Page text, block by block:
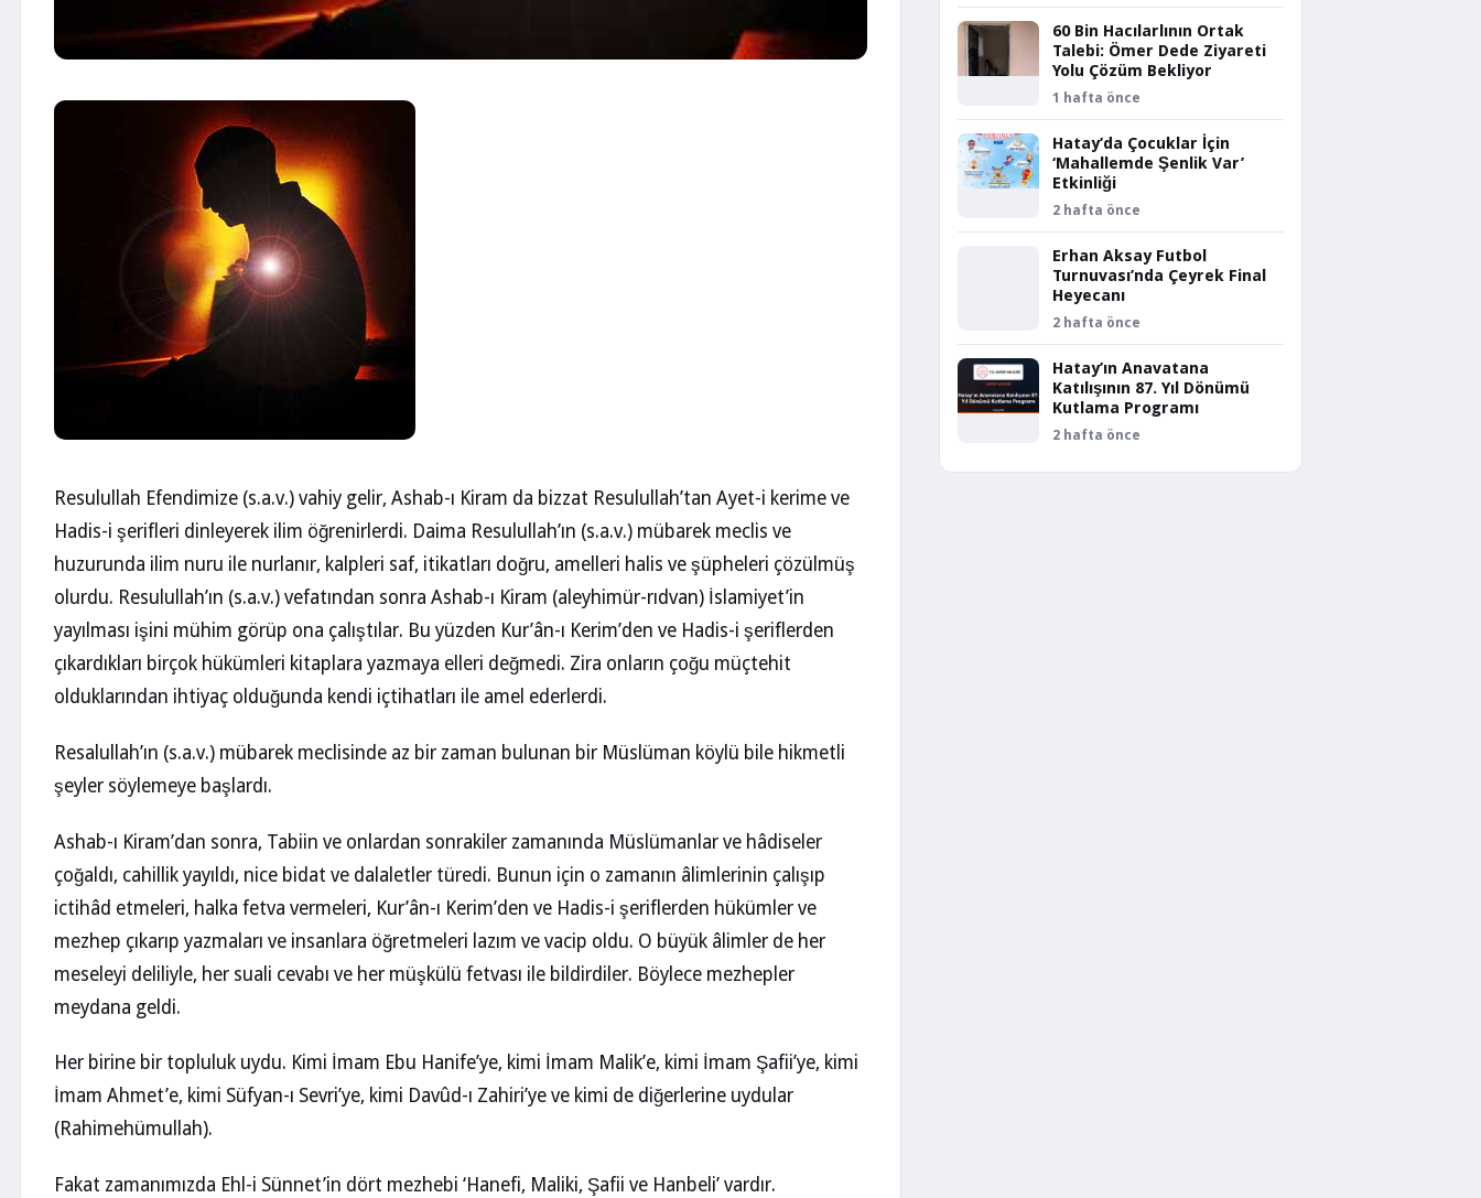
Resulullah Efendimize (s.a.v.) vahiy gelir, Ashab-ı Kiram da bizzat Resulullah’tan Ayet-i kerime ve
Hadis-i şerifleri dinleyerek ilim öğrenirlerdi. Daima Resulullah’ın (s.a.v.) mübarek meclis ve
huzurunda ilim nuru ile nurlanır, kalpleri saf, itikatları doğru, amelleri halis ve şüpheleri çözülmüş
olurdu. Resulullah’ın (s.a.v.) vefatından sonra Ashab-ı Kiram (aleyhimür-rıdvan) İslamiyet’in
yayılması işini mühim görüp ona çalıştılar. Bu yüzden Kur’ân-ı Kerim’den ve Hadis-i şeriflerden
çıkardıkları birçok hükümleri kitaplara yazmaya elleri değmedi. Zira onların çoğu müçtehit
olduklarından ihtiyaç olduğunda kendi içtihatları ile amel ederlerdi.
Resalullah’ın (s.a.v.) mübarek meclisinde az bir zaman bulunan bir Müslüman köylü bile hikmetli
şeyler söylemeye başlardı.
Ashab-ı Kiram’dan sonra, Tabiin ve onlardan sonrakiler zamanında Müslümanlar ve hâdiseler
çoğaldı, cahillik yayıldı, nice bidat ve dalaletler türedi. Bunun için o zamanın âlimlerinin çalışıp
ictihâd etmeleri, halka fetva vermeleri, Kur’ân-ı Kerim’den ve Hadis-i şeriflerden hükümler ve
mezhep çıkarıp yazmaları ve insanlara öğretmeleri lazım ve vacip oldu. O büyük âlimler de her
meseleyi deliliyle, her suali cevabı ve her müşkülü fetvası ile bildirdiler. Böylece mezhepler
meydana geldi.
Her birine bir topluluk uydu. Kimi İmam Ebu Hanife’ye, kimi İmam Malik’e, kimi İmam Şafii’ye, kimi
İmam Ahmet’e, kimi Süfyan-ı Sevri’ye, kimi Davûd-ı Zahiri’ye ve kimi de diğerlerine uydular
(Rahimehümullah).
Fakat zamanımızda Ehl-i Sünnet’in dört mezhebi ‘Hanefi, Maliki, Şafii ve Hanbeli’ vardır.
60 Bin Hacılarlının Ortak
Talebi: Ömer Dede Ziyareti
Yolu Çözüm Bekliyor
1 hafta önce
Hatay’da Çocuklar İçin
‘Mahallemde Şenlik Var’
Etkinliği
2 hafta önce
Erhan Aksay Futbol
Turnuvası’nda Çeyrek Final
Heyecanı
2 hafta önce
Hatay’ın Anavatana
Katılışının 87. Yıl Dönümü
Kutlama Programı
2 hafta önce